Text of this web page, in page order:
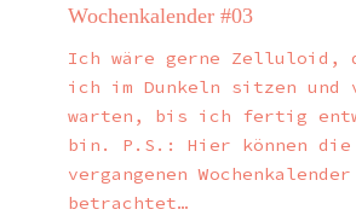
Wochenkalender #03
Ich wäre gerne Zelluloid,
ich im Dunkeln sitzen und
warten, bis ich fertig
bin. P.S.: Hier können die
vergangenen Wochenkalender
betrachtet…